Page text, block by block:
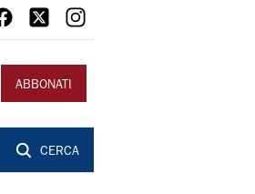
ABBONATI
CERCA